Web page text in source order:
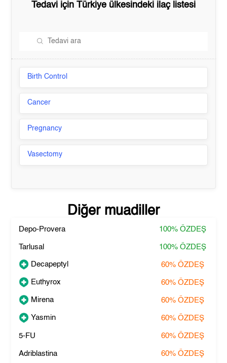
Tedavi için Türkiye ülkesindeki ilaç listesi
Birth Control
Cancer
Pregnancy
Vasectomy
Diğer muadiller
Depo-Provera 100% ÖZDEŞ
Tarlusal 100% ÖZDEŞ
Decapeptyl 60% ÖZDEŞ
Euthyrox 60% ÖZDEŞ
Mirena 60% ÖZDEŞ
Yasmin 60% ÖZDEŞ
5-FU 60% ÖZDEŞ
Adriblastina 60% ÖZDEŞ